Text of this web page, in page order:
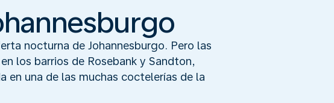
nocturna de Johannesburgo. Pero las
los barrios de Rosebank y Sandton,
una de las muchas coctelerías de la